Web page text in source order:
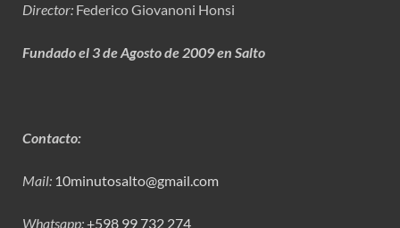
Director: Federico Giovanoni Honsi
Fundado el 3 de Agosto de 2009 en Salto
Contacto:
Mail: 10minutosalto@gmail.com
Whatsapp:+598 99 732 274